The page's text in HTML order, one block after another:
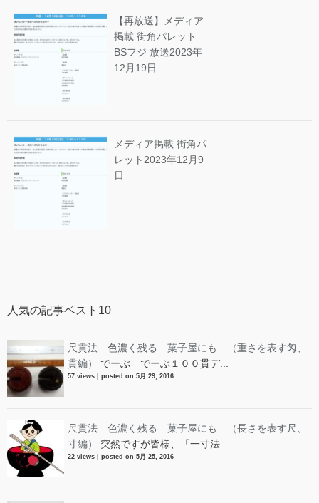
【再放送】メディア
掲載 街角パレット
BSフジ 放送2023年
12月19日
メディア掲載 街角パ
レット 2023年12月9
日
人気の記事ベスト10
尺貫法 色濃く残る 菓子屋にも （重さを表す匁、
貫編）
でーぶ でーぶ１００貫デ...
57 views posted on 5月 29, 2016
尺貫法 色濃く残る 菓子屋にも （長さを表す尺、
寸編）
突然ですが皆様、「一寸法...
22 views posted on 5月 25, 2016